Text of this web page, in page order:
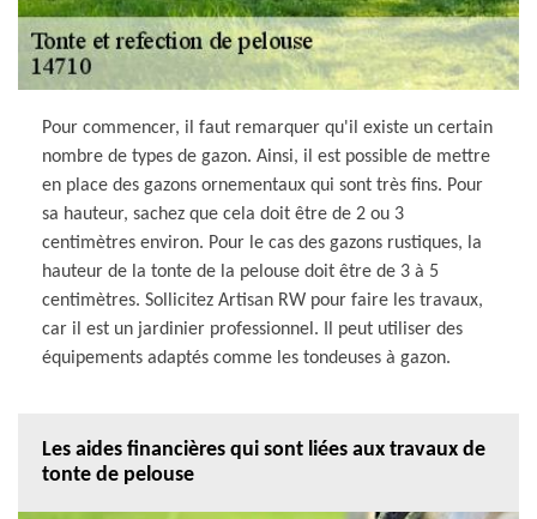
Pour commencer, il faut remarquer qu'il existe un certain
nombre de types de gazon. Ainsi, il est possible de mettre
en place des gazons ornementaux qui sont très fins. Pour
sa hauteur, sachez que cela doit être de 2 ou 3
centimètres environ. Pour le cas des gazons rustiques, la
hauteur de la tonte de la pelouse doit être de 3 à 5
centimètres. Sollicitez Artisan RW pour faire les travaux,
car il est un jardinier professionnel. Il peut utiliser des
équipements adaptés comme les tondeuses à gazon.
Les aides financières qui sont liées aux travaux de
tonte de pelouse